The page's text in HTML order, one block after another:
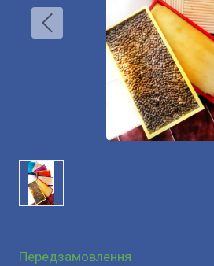
Передзамовлення